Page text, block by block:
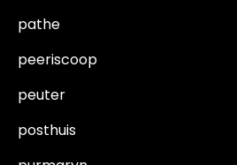
pathe
peeriscoop
peuter
posthuis